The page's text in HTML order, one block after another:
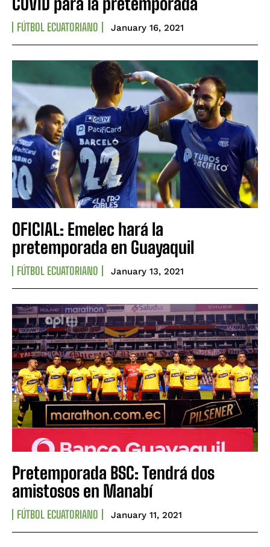
FÚTBOL ECUATORIANO January 16, 2021
OFICIAL: Emelec hará la
pretemporada en Guayaquil
FÚTBOL ECUATORIANO January 13, 2021
Pretemporada BSC: Tendrá dos
amistosos en Manabí
FÚTBOL ECUATORIANO January 11, 2021